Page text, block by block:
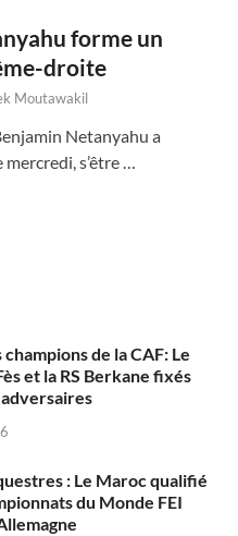
forme un
droite
Moutawakil
Netanyahu a
s’être …
champions de la CAF: Le
et la RS Berkane fixés
: Le Maroc qualifié
du Monde FEI